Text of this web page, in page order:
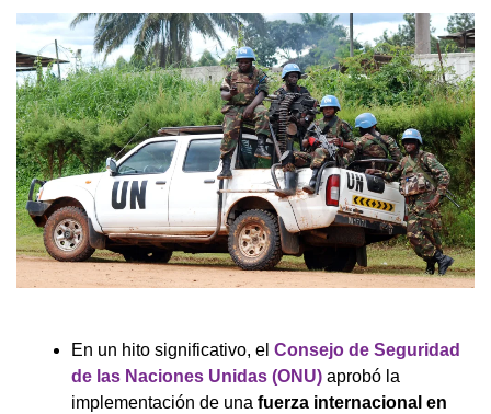
En un hito significativo, el Consejo de Seguridad
de las Naciones Unidas (ONU) aprobó la
implementación de una fuerza internacional en